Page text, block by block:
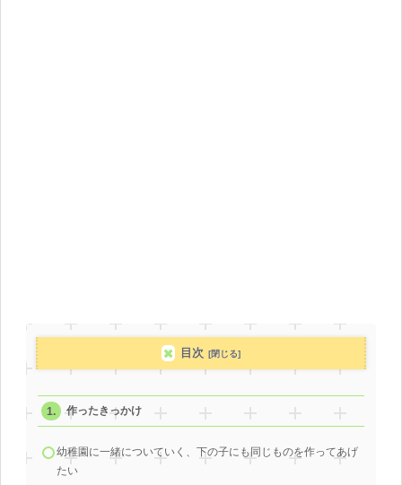
目次
作ったきっかけ
幼稚園に一緒についていく、下の子にも同じものを作ってあげ
たい